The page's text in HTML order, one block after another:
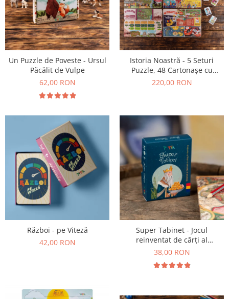
Un Puzzle de Poveste - Ursul
Păcălit de Vulpe
62,00 RON
Istoria Noastră - 5 Seturi
Puzzle, 48 Cartonașe cu
Personaje Istorice, 1 Broșură
220,00 RON
Război - pe Viteză
42,00 RON
Super Tabinet - Jocul
reinventat de cărți al
copilăriei
38,00 RON